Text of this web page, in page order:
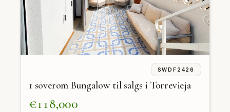
SWDF2426
1 soverom Bungalow til salgs i Torrevieja
€118,000